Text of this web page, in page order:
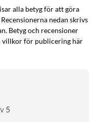
alla betyg för att göra
nedan skrivs
Betyg och recensioner
villkor för publicering här
5